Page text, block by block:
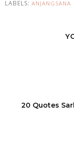
LABELS: ANJANGSANA
20 Quotes